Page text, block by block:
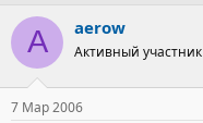
A aerow
Активный участник
7 Мар 2006